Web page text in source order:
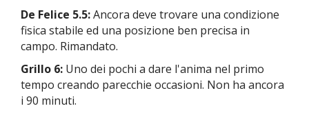
De Felice 5.5:Ancora deve trovare una condizione
fisica stabile ed una posizione ben precisa in
campo. Rimandato.
Grillo 6: Uno dei pochi a dare l'anima nel primo
tempo creando parecchie occasioni. Non ha ancora
i 90 minuti.